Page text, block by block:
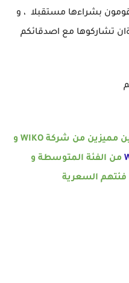
بشراءها مستقبلا ، و
ةان تشاركوها مع اصدقائكم
مميزين من شركة WIKO و
من الفئة المتوسطة و
السعرية